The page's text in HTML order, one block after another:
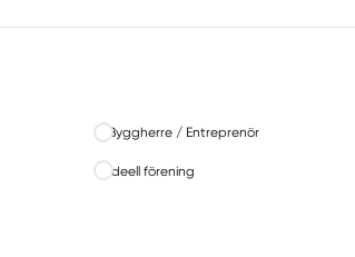
Byggherre / Entreprenör
Ideell förening